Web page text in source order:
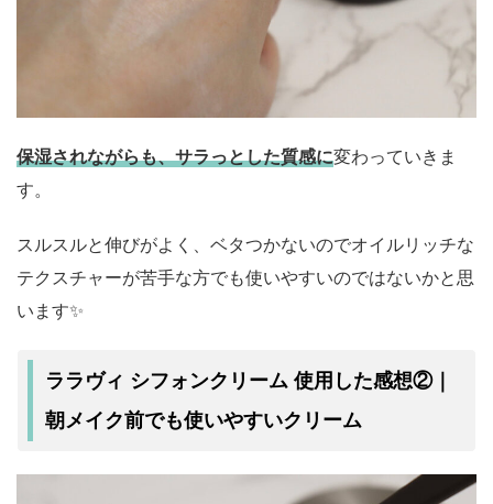
保湿されながらも、サラっとした質感に変わっていきま
す。
スルスルと伸びがよく、ベタつかないのでオイルリッチな
テクスチャーが苦手な方でも使いやすいのではないかと思
います✨
ララヴィ シフォンクリーム 使用した感想②｜
朝メイク前でも使いやすいクリーム